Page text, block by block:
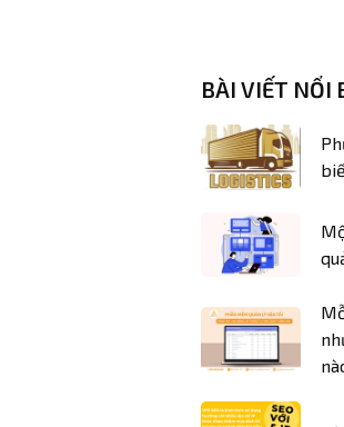
BÀI VIẾT NỔI